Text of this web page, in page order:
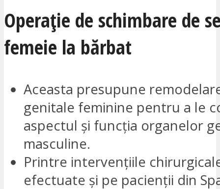
Operație de schimbare de
femeie la bărbat
Aceasta presupune
genitale feminine pentru a le
aspectul și funcția organelor
masculine.
Printre intervențiile
efectuate și pe pacienții din